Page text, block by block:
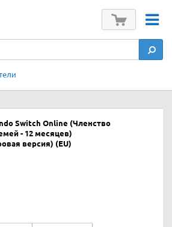
Switch Online (Членство
- 12 месяцев)
версия) (EU)